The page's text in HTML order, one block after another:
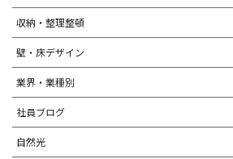
収納・整理整頓
壁・床デザイン
業界・業種別
社員ブログ
自然光